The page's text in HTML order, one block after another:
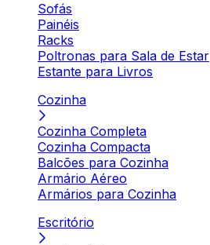
Sofás
Painéis
Racks
Poltronas para Sala de Estar
Estante para Livros
Cozinha
Cozinha Completa
Cozinha Compacta
Balcões para Cozinha
Armário Aéreo
Armários para Cozinha
Escritório